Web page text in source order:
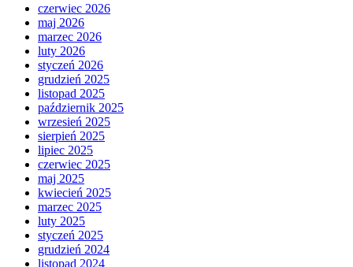
czerwiec 2026
maj 2026
marzec 2026
luty 2026
styczeń 2026
grudzień 2025
listopad 2025
październik 2025
wrzesień 2025
sierpień 2025
lipiec 2025
czerwiec 2025
maj 2025
kwiecień 2025
marzec 2025
luty 2025
styczeń 2025
grudzień 2024
listopad 2024